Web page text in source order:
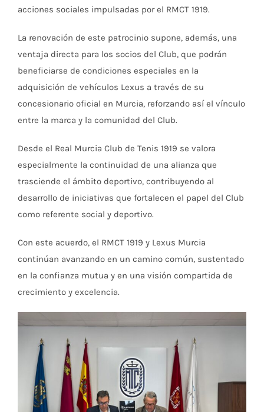
acciones sociales impulsadas por el RMCT 1919.
La renovación de este patrocinio supone, además, una
ventaja directa para los socios del Club, que podrán
beneficiarse de condiciones especiales en la
adquisición de vehículos Lexus a través de su
concesionario oficial en Murcia, reforzando así el vínculo
entre la marca y la comunidad del Club.
Desde el Real Murcia Club de Tenis 1919 se valora
especialmente la continuidad de una alianza que
trasciende el ámbito deportivo, contribuyendo al
desarrollo de iniciativas que fortalecen el papel del Club
como referente social y deportivo.
Con este acuerdo, el RMCT 1919 y Lexus Murcia
continúan avanzando en un camino común, sustentado
en la confianza mutua y en una visión compartida de
crecimiento y excelencia.